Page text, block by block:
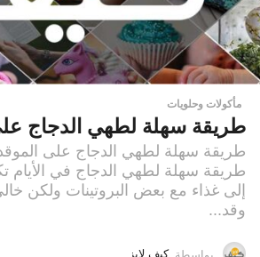
مأكولات وحلويات
طريقة سهلة لطهي الدجاج
طريقة سهلة لطهي الدجاج على
طريقة سهلة لطهي الدجاج في الأيام
إلى غذاء مع بعض البروتينات ولكن
وقد...